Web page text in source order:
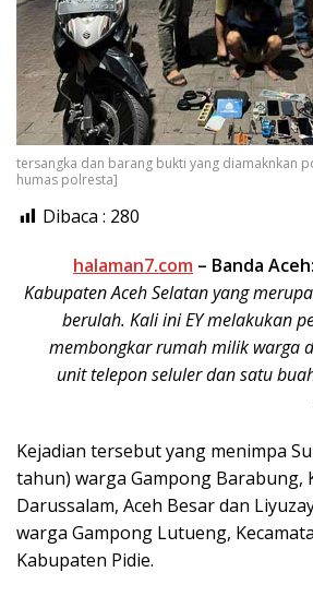
tersangka dan barang bukti yang diamaknkan
humas polresta]
Dibaca : 280
halaman7.com – Banda Aceh:
Kabupaten Aceh Selatan yang
berulah. Kali ini EY melakukan
membongkar rumah milik warga
unit telepon seluler dan satu
Kejadian tersebut yang menimpa
tahun) warga Gampong Barabung,
Darussalam, Aceh Besar dan
warga Gampong Lutueng,
Kabupaten Pidie.